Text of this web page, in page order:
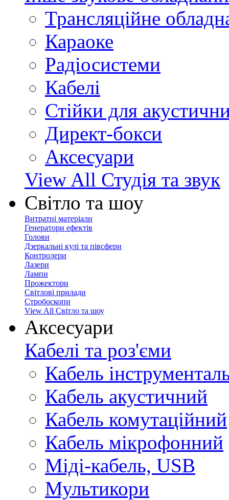
Трансляційне
Караоке
Радіосистеми
Кабелі
Стійки для
Директ-бокси
Аксесуари
View All Студія та звук
Світло та шоу
Витратні матеріали
Генератори ефектів
Голови
Дзеркальні кулі та півсфери
Контролери
Лазери
Лампи
Прожектори
Світлові прилади
Стробоскопи
View All Світло та шоу
Аксесуари
Кабелі та роз'єми
Кабель
Кабель акустичний
Кабель комутаційний
Кабель мікрофонний
Міді-кабель, USB
Мультикори